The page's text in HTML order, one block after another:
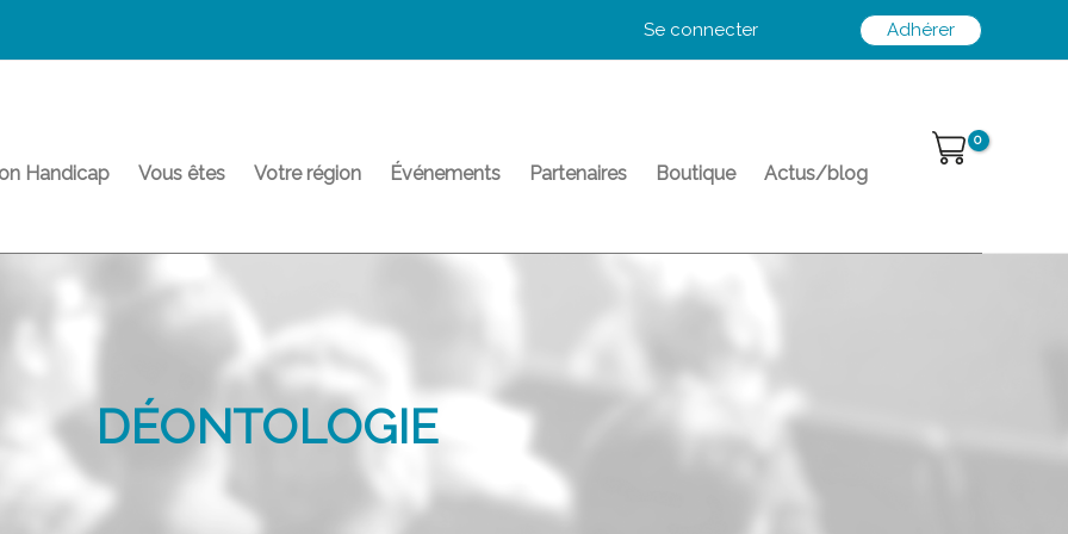
Se connecter Adhérer
Handicap Vous êtes Votre région Événements Partenaires Boutique Actus/blog
DÉONTOLOGIE